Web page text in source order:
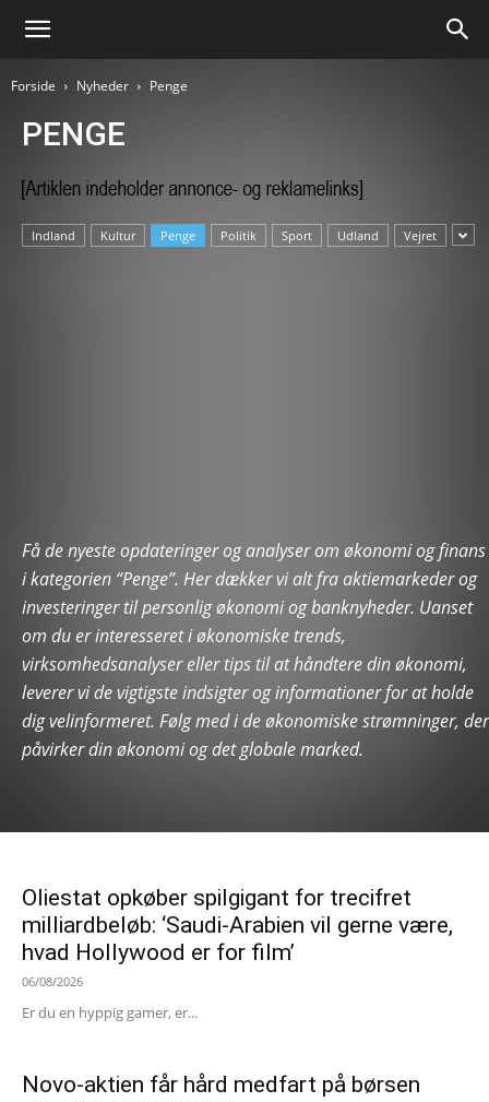
Forside Nyheder Penge
PENGE
Indland Kultur Penge Politik Sport Udland Vejret
Få de nyeste opdateringer og analyser om økonomi og finans
i kategorien “Penge”. Her dækker vi alt fra aktiemarkeder og
investeringer til personlig økonomi og banknyheder. Uanset
om du er interesseret i økonomiske trends,
virksomhedsanalyser eller tips til at håndtere din økonomi,
leverer vi de vigtigste indsigter og informationer for at holde
dig velinformeret. Følg med i de økonomiske strømninger, der
påvirker din økonomi og det globale marked.
Oliestat opkøber spilgigant for trecifret
milliardbeløb: ‘Saudi-Arabien vil gerne være,
hvad Hollywood er for film’
06/08/2026
Er du en hyppig gamer, er...
Novo-aktien får hård medfart på børsen